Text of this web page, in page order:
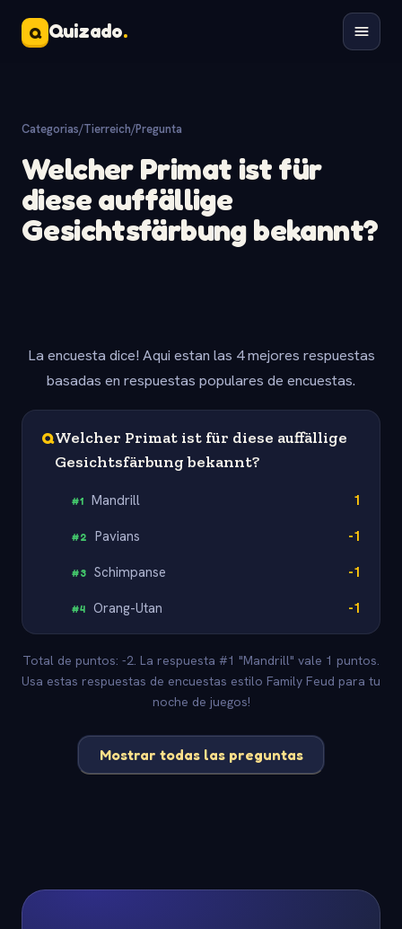
Q Quizado.
Categorias/Tierreich/Pregunta
Welcher Primat ist für
diese auffällige
Gesichtsfärbung bekannt?
La encuesta dice! Aqui estan las 4 mejores respuestas
basadas en respuestas populares de encuestas.
QWelcher Primat ist für diese auffällige
Gesichtsfärbung bekannt?
#1 Mandrill 1
#2 Pavians -1
#3 Schimpanse -1
#4 Orang-Utan -1
Total de puntos: -2. La respuesta #1 "Mandrill" vale 1 puntos.
Usa estas respuestas de encuestas estilo Family Feud para tu
noche de juegos!
Mostrar todas las preguntas